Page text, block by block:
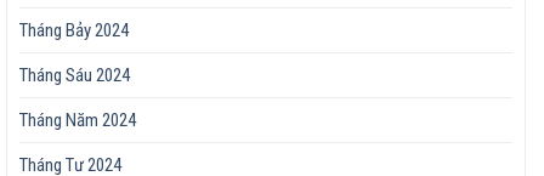
Tháng Bảy 2024
Tháng Sáu 2024
Tháng Năm 2024
Tháng Tư 2024